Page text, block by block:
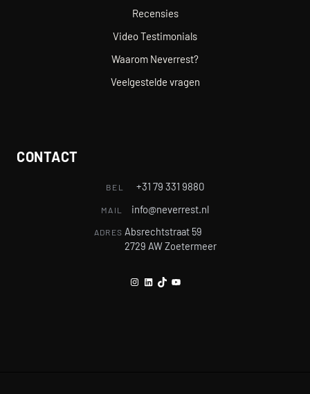
Recensies
Video Testimonials
Waarom Neverrest?
Veelgestelde vragen
CONTACT
BEL +31 79 331 9880
MAIL info@neverrest.nl
ADRES Absrechtstraat 59
2729 AW Zoetermeer
Instagram
LinkedIn
TikTokYouTube